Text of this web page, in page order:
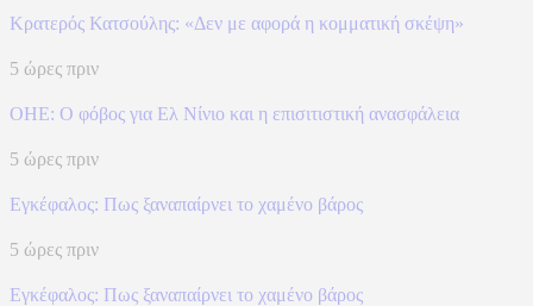
Κρατερός Κατσούλης: «Δεν με αφορά η κομματική σκέψη»
5 ώρες πριν
ΟΗΕ: Ο φόβος για Ελ Νίνιο και η επισιτιστική ανασφάλεια
5 ώρες πριν
Eγκέφαλος: Πως ξαναπαίρνει το χαμένο βάρος
5 ώρες πριν
Eγκέφαλος: Πως ξαναπαίρνει το χαμένο βάρος